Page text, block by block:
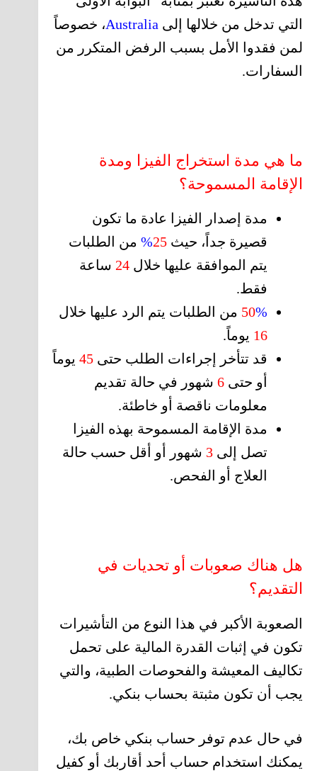
التي تدخل من خلالها إلى Australia، خصوصاً
لمن فقدوا الأمل بسبب الرفض المتكرر من
السفارات.
ما هي مدة استخراج الفيزا ومدة
الإقامة المسموحة؟
مدة إصدار الفيزا عادة ما تكون
قصيرة جداً، حيث 25
% من الطلبات
يتم الموافقة عليها خلال 24 ساعة
فقط.
50%
من الطلبات يتم الرد عليها خلال
16 يوماً.
قد تتأخر إجراءات الطلب حتى 45 يوماً
أو حتى 6 شهور في حالة تقديم
معلومات ناقصة أو خاطئة.
مدة الإقامة المسموحة بهذه الفيزا
تصل إلى 3 شهور أو أقل حسب حالة
العلاج أو الفحص.
هل هناك صعوبات أو تحديات في
التقديم؟
الصعوبة الأكبر في هذا النوع من التأشيرات
تكون في إثبات القدرة المالية على تحمل
تكاليف المعيشة والفحوصات الطبية، والتي
يجب أن تكون مثبتة بحساب بنكي.
في حال عدم توفر حساب بنكي خاص بك،
يمكنك استخدام حساب أحد أقاربك أو كفيل